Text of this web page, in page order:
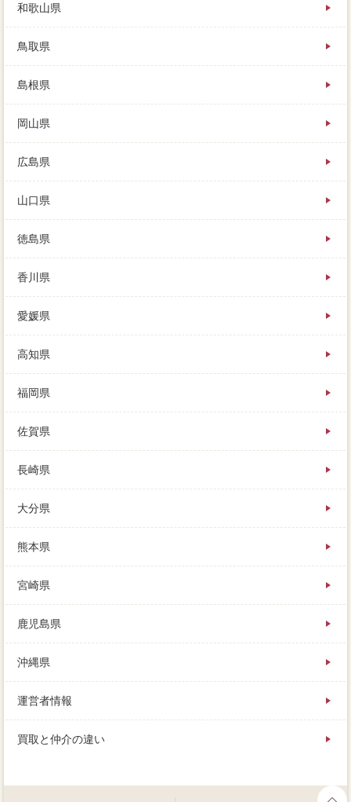
和歌山県
鳥取県
島根県
岡山県
広島県
山口県
徳島県
香川県
愛媛県
高知県
福岡県
佐賀県
長崎県
大分県
熊本県
宮崎県
鹿児島県
沖縄県
運営者情報
買取と仲介の違い